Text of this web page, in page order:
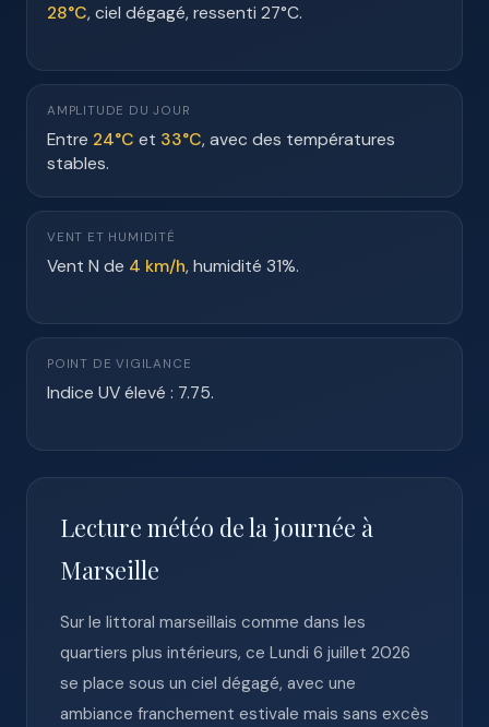
28°C, ciel dégagé, ressenti 27°C.
AMPLITUDE DU JOUR
Entre 24°C et 33°C, avec des températures
stables.
VENT ET HUMIDITÉ
Vent N de 4 km/h, humidité 31%.
POINT DE VIGILANCE
Indice UV élevé : 7.75.
Lecture météo de la journée à
Marseille
Sur le littoral marseillais comme dans les
quartiers plus intérieurs, ce Lundi 6 juillet 2026
se place sous un ciel dégagé, avec une
ambiance franchement estivale mais sans excès